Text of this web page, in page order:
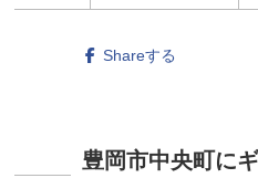
Shareする
豊岡市中央町に